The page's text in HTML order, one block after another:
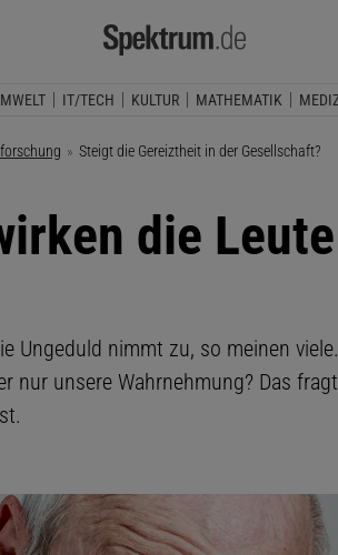
IT/TECH KULTUR MATHEMATIK
Aktuelle Seite:
Steigt die Gereiztheit in der Gesellschaft?
die
Ungeduld nimmt zu, so meinen
nur unsere Wahrnehmung? Das